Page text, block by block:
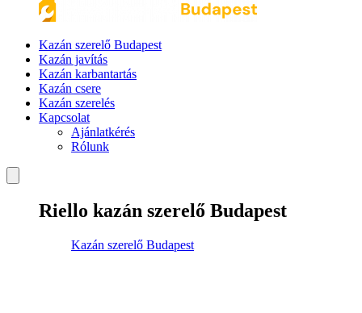
Kazán szerelő Budapest
Kazán javítás
Kazán karbantartás
Kazán csere
Kazán szerelés
Kapcsolat
Ajánlatkérés
Rólunk
Riello kazán szerelő Budapest
Kazán szerelő Budapest